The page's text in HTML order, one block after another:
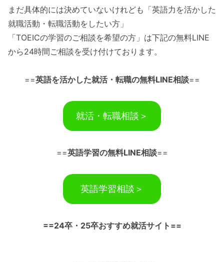
まだ具体的には決めていないけれども「英語力を活かした
就職活動・転職活動をしたい方」
「TOEICの学習のご相談を希望の方」は下記の無料LINE
から24時間ご相談を受け付けております。
==英語を活かした就活・転職の無料LINE相談==
就活・転職相談＞
==英語学習の無料LINE相談==
英語学習相談＞
==24卒・25卒おすすめ就活サイト==